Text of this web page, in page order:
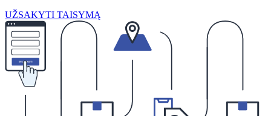
UŽSAKYTI TAISYMĄ